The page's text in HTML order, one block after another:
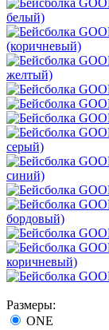
Размеры:
ONE